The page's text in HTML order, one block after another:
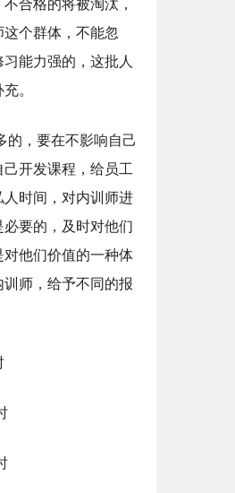
合格的将被淘汰，
个群体，不能忽
能力强的，这批人
。
的，要在不影响自己
开发课程，给员工
时间，对内训师进
要的，及时对他们
他们价值的一种体
师，给予不同的报